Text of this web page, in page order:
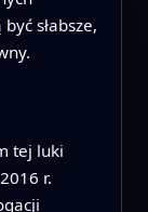
słabsze,
tej luki
r.